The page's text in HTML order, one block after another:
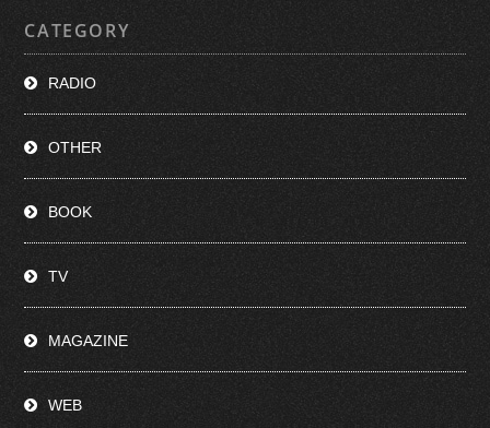
CATEGORY
RADIO
OTHER
BOOK
TV
MAGAZINE
WEB